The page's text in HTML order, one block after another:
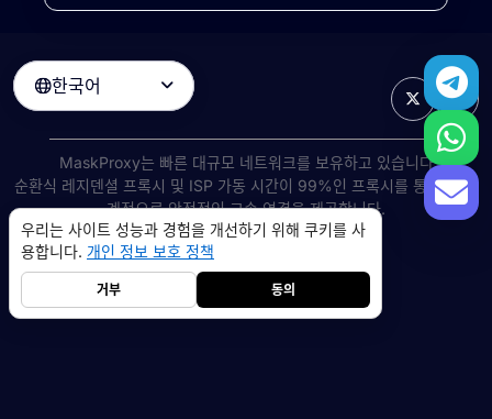
한국어 
MaskProxy는 빠른 대규모 네트워크를 보유하고 있습니다
순환식 레지덴셜 프록시 및 ISP 가동 시간이 99%인 프록시를 통해 전 세
계적으로 안정적인 고속 연결을 제공합니다.
©2026AIWAY LIMITED. 모든 권리 보유.
서비스 약관개인 정보 보호 정책환불 정책쿠키 정책
우리는 사이트 성능과 경험을 개선하기 위해 쿠키를 사
용합니다. 개인 정보 보호 정책
거부 동의